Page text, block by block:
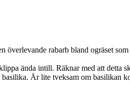
överlevande rabarb bland ogräset
ända intill. Räknar med att detta
Är lite tveksam om basilikan